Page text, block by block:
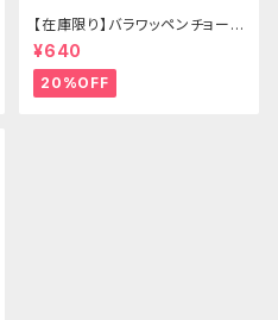
【在庫限り】バラワッペンチョーカ
ー
¥640
20%OFF